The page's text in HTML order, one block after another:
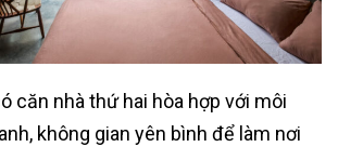
căn nhà thứ hai hòa hợp với môi
không gian yên bình để làm nơi